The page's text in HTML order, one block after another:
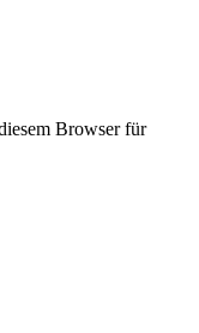
Browser für